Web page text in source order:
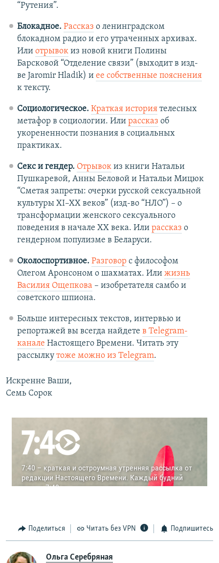
“Рутения”.
Блокадное. Рассказ о ленинградском
блокадном радио и его утраченных архивах.
Или отрывокиз новой книги Полины
Барсковой “Отделение связи” (выходит в изд-
ве Jaromir Hladik) и ее собственные пояснения
к тексту.
Социологическое. Краткая историятелесных
метафор в социологии. Или рассказ об
укорененности познания в социальных
практиках.
Секс и гендер. Отрывокиз книги Натальи
Пушкаревой, Анны Беловой и Натальи Мицюк
“Сметая запреты: очерки русской сексуальной
культуры XI–XX веков” (изд-во “НЛО”) – о
трансформации женского сексуального
поведения в начале XX века. Или рассказ о
гендерном популизме в Беларуси.
Околоспортивное. Разговор с философом
Олегом Аронсоном о шахматах. Или жизнь
Василия Ощепкова – изобретателя самбо и
советского шпиона.
Больше интересных текстов, интервью и
репортажей вы всегда найдете в Telegram-
канале Настоящего Времени. Читать эту
рассылку тоже можно из Telegram.
Искренне Ваши,
Семь Сорок
Поделиться Читать без VPN Подпишитесь
Ольга Серебряная